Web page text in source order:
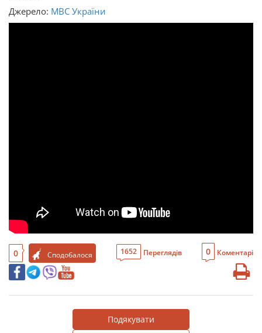
Джерело: МВС України
0 Сподобалося 1652 Переглядів 0 Коментарі
Подякувати